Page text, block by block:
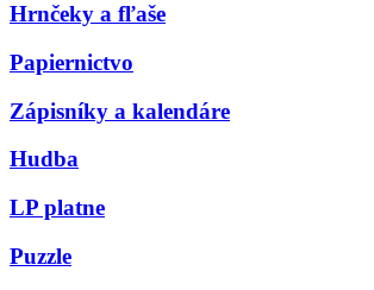
Hrnčeky a fľaše
Papiernictvo
Zápisníky a kalendáre
Hudba
LP platne
Puzzle